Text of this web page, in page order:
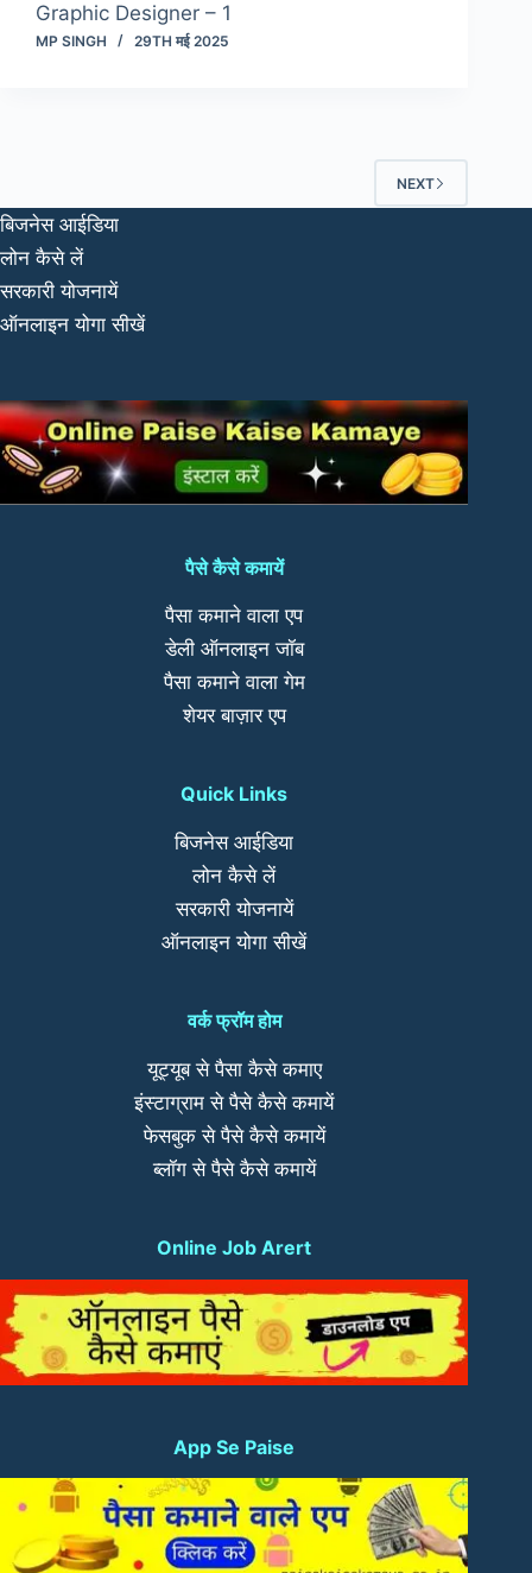
Graphic Designer – 1
MP SINGH 29TH मई 2025
NEXT
बिजनेस आईडिया
लोन कैसे लें
सरकारी योजनायें
ऑनलाइन योगा सीखें
पैसे कैसे कमायें
पैसा कमाने वाला एप
डेली ऑनलाइन जॉब
पैसा कमाने वाला गेम
शेयर बाज़ार एप
Quick Links
बिजनेस आईडिया
लोन कैसे लें
सरकारी योजनायें
ऑनलाइन योगा सीखें
वर्क फ्रॉम होम
यूट्यूब से पैसा कैसे कमाए
इंस्टाग्राम से पैसे कैसे कमायें
फेसबुक से पैसे कैसे कमायें
ब्लॉग से पैसे कैसे कमायें
Online Job Arert
App Se Paise